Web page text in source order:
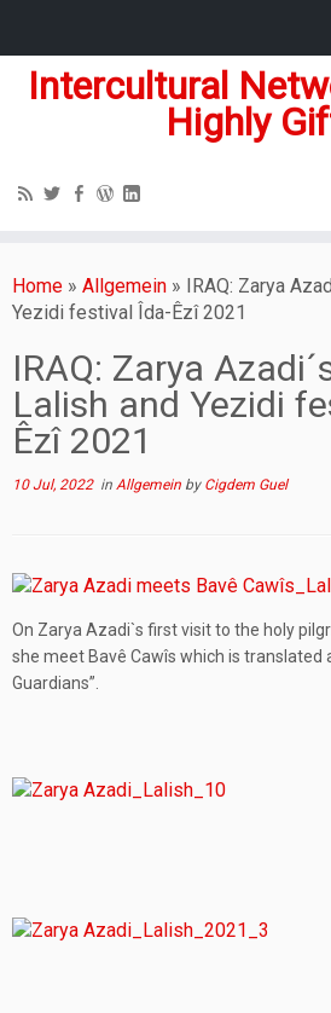
Intercultural
Highly
Home » Allgemein » IRAQ: Zarya
Yezidi festival Îda-Êzî 2021
IRAQ: Zarya
Lalish and Yezidi
Êzî 2021
10 Jul, 2022in Allgemein by Cigdem Guel
On Zarya Azadi`s first visit to the holy
she meet Bavê Cawîs which is translated
Guardians”.